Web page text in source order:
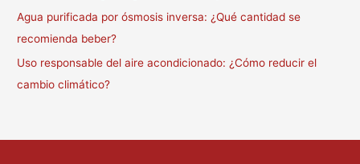
Agua purificada por ósmosis inversa: ¿Qué cantidad se
recomienda beber?
Uso responsable del aire acondicionado: ¿Cómo reducir el
cambio climático?